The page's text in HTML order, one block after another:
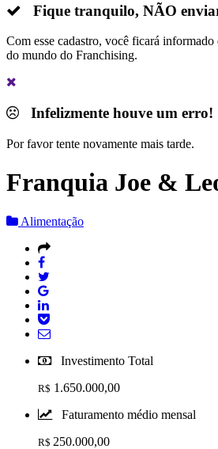
Fique tranquilo, NÃO
Com esse cadastro, você ficará
do mundo do Franchising.
Infelizmente houve um erro!
Por favor tente novamente mais tarde.
Franquia Joe &
Alimentação
Investimento Total
R$ 1.650.000,00
Faturamento médio mensal
R$ 250.000,00